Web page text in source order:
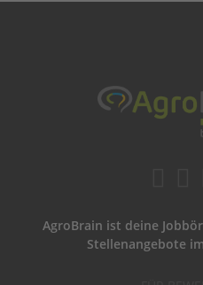
AgroBrain ist deine
Stellenangebote